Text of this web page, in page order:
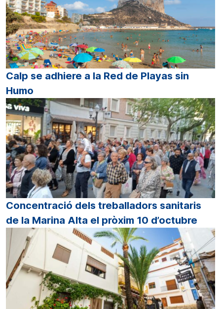
Calp se adhiere a la Red de Playas sin
Humo
Concentració dels treballadors sanitaris
de la Marina Alta el pròxim 10 d’octubre